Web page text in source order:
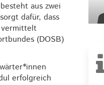
aus zwei
dafür, dass
vermittelt
(DOSB)
erfolgreich